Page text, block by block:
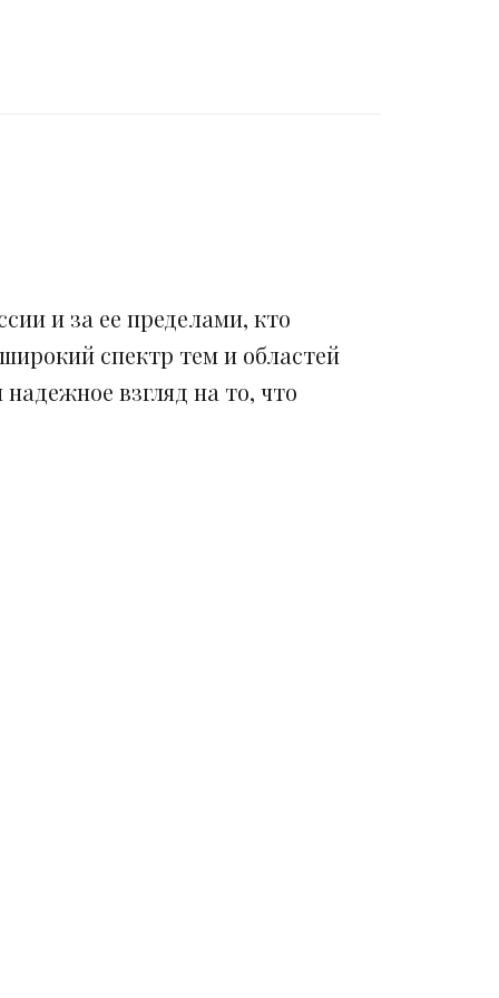
и за ее пределами, кто
спектр тем и областей
взгляд на то, что